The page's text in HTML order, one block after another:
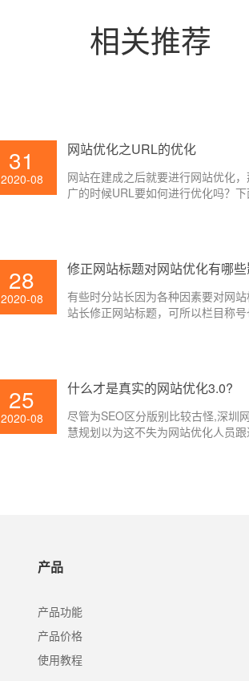
相关推荐
31
2020-08
网站优化之URL的优化
网站在建成之后就要进行网站优化
广的时候URL要如何进行优化吗？
28
2020-08
修正网站标题对网站优化有哪
有些时分站长因为各种因素要对网站
站长修正网站标题，可所以栏目称
大家介绍一下吧。
25
2020-08
什么才是真实的网站优化3.0?
尽管为SEO区分版别比较古怪,深圳
慧规划以为这不失为网站优化人员
产品
产品功能
产品价格
使用教程